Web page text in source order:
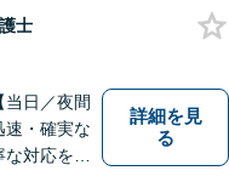
士
当日／夜間
速・確実な
対応をい
詳細を見
る